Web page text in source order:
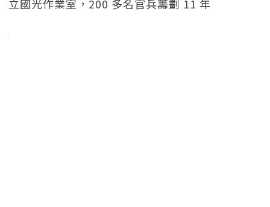
立國光作業室，200 多名官兵籌劃 11 年